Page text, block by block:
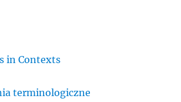
in Contexts
terminologiczne